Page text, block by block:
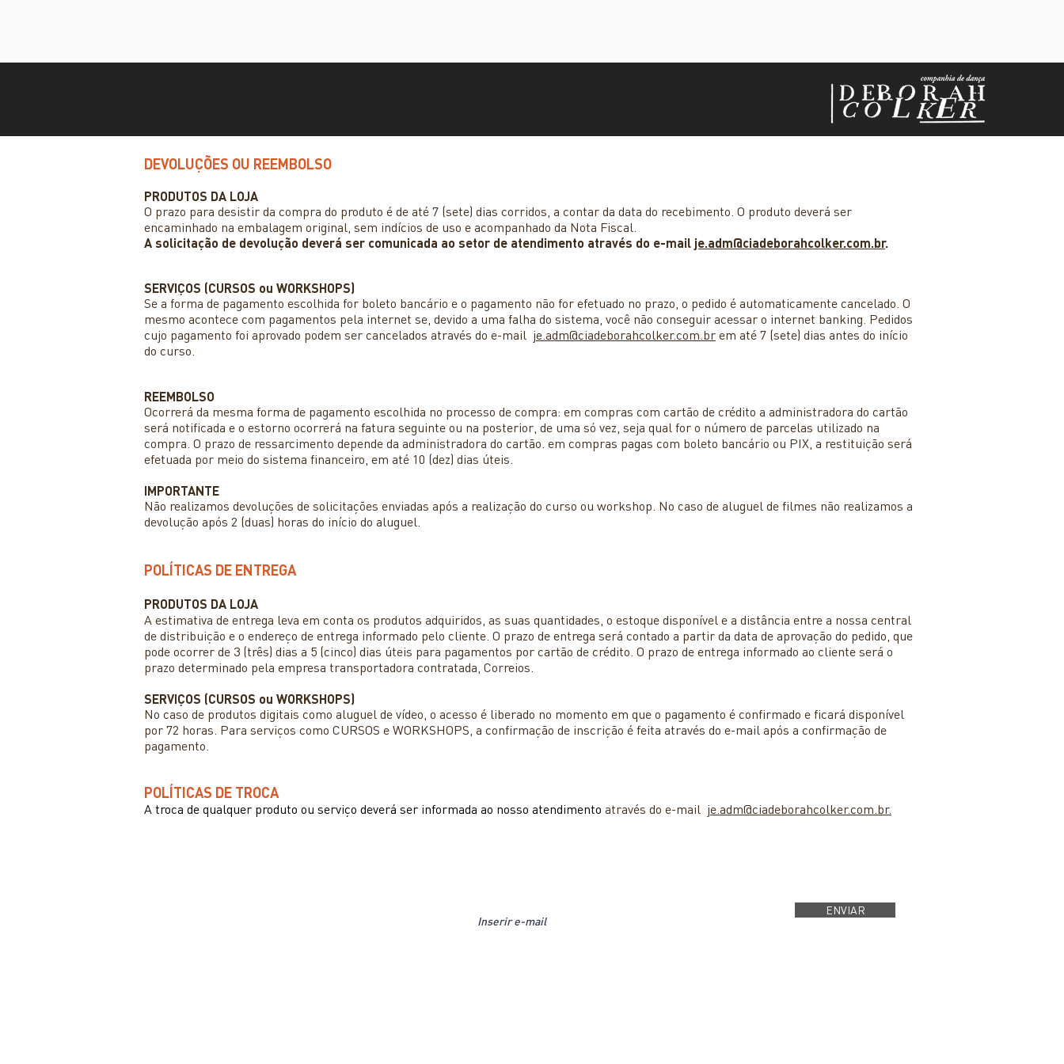
DEVOLUÇÕES OU REEMBOLSO
PRODUTOS DA LOJA
O prazo para desistir da compra do produto é de até 7 (sete) dias corridos, a contar da data do recebimento. O produto deverá ser
encaminhado na embalagem original, sem indícios de uso e acompanhado da Nota Fiscal.
A solicitação de devolução deverá ser comunicada ao setor de atendimento através do e-mail je.adm@ciadeborahcolker.com.br.
SERVIÇOS (CURSOS ou WORKSHOPS)
Se a forma de pagamento escolhida for boleto bancário e o pagamento não for efetuado no prazo, o pedido é automaticamente cancelado. O
mesmo acontece com pagamentos pela internet se, devido a uma falha do sistema, você não conseguir acessar o internet banking. Pedidos
cujo pagamento foi aprovado podem ser cancelados através do e-mail je.adm@ciadeborahcolker.com.br em até 7 (sete) dias antes do início
do curso.
REEMBOLSO
Ocorrerá da mesma forma de pagamento escolhida no processo de compra: em compras com cartão de crédito a administradora do cartão
será notificada e o estorno ocorrerá na fatura seguinte ou na posterior, de uma só vez, seja qual for o número de parcelas utilizado na
compra. O prazo de ressarcimento depende da administradora do cartão. em compras pagas com boleto bancário ou PIX, a restituição será
efetuada por meio do sistema financeiro, em até 10 (dez) dias úteis.
IMPORTANTE
Não realizamos devoluções de solicitações enviadas após a realização do curso ou workshop. No caso de aluguel de filmes não realizamos a
devolução após 2 (duas) horas do início do aluguel.
POLÍTICAS DE ENTREGA
PRODUTOS DA LOJA
A estimativa de entrega leva em conta os produtos adquiridos, as suas quantidades, o estoque disponível e a distância entre a nossa central
de distribuição e o endereço de entrega informado pelo cliente. O prazo de entrega será contado a partir da data de aprovação do pedido, que
pode ocorrer de 3 (três) dias a 5 (cinco) dias úteis para pagamentos por cartão de crédito. O prazo de entrega informado ao cliente será o
prazo determinado pela empresa transportadora contratada, Correios.
SERVIÇOS (CURSOS ou WORKSHOPS)
No caso de produtos digitais como aluguel de vídeo, o acesso é liberado no momento em que o pagamento é confirmado e ficará disponível
por 72 horas. Para serviços como CURSOS e WORKSHOPS, a confirmação de inscrição é feita através do e-mail após a confirmação de
pagamento.
POLÍTICAS DE TROCA
A troca de qualquer produto ou serviço deverá ser informada ao nosso atendimento através do e-mail je.adm@ciadeborahcolker.com.br.
ENVIAR